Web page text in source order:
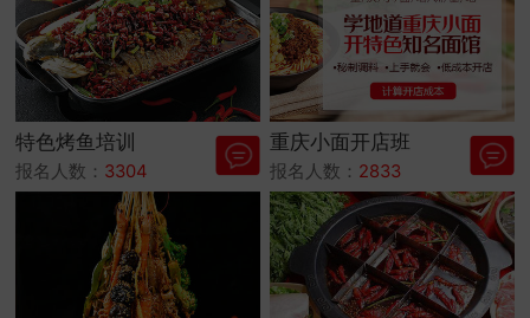
特色烤鱼培训
报名人数： 3304
重庆小面开店班
报名人数： 2833